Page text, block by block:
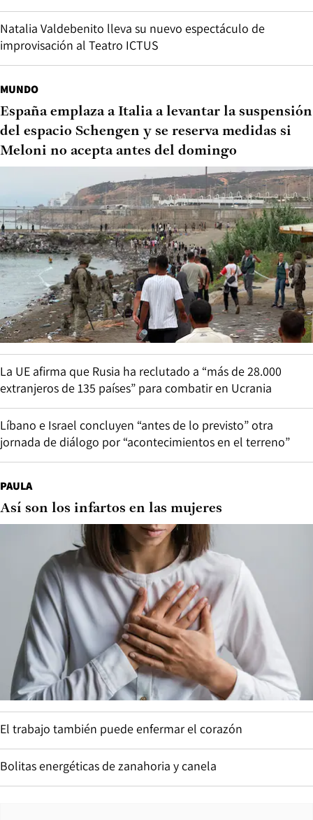
Natalia Valdebenito lleva su nuevo espectáculo de
improvisación al Teatro ICTUS
MUNDO
España emplaza a Italia a levantar la suspensión
del espacio Schengen y se reserva medidas si
Meloni no acepta antes del domingo
La UE afirma que Rusia ha reclutado a “más de 28.000
extranjeros de 135 países” para combatir en Ucrania
Líbano e Israel concluyen “antes de lo previsto” otra
jornada de diálogo por “acontecimientos en el terreno”
PAULA
Así son los infartos en las mujeres
El trabajo también puede enfermar el corazón
Bolitas energéticas de zanahoria y canela